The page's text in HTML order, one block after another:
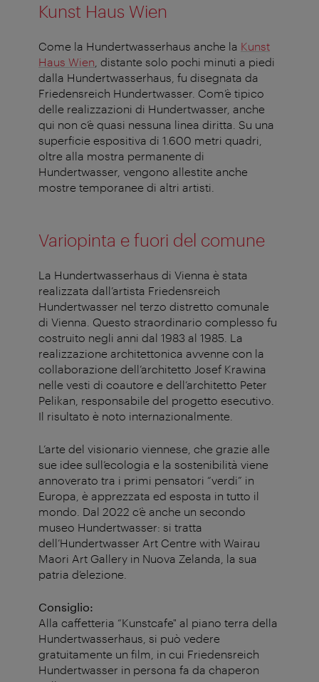
Kunst Haus Wien
Come la Hundertwasserhaus anche la Kunst
Haus Wien , distante solo pochi minuti a piedi
dalla Hundertwasserhaus, fu disegnata da
Friedensreich Hundertwasser. Com’è tipico
delle realizzazioni di Hundertwasser, anche
qui non c’è quasi nessuna linea diritta. Su una
superficie espositiva di 1.600 metri quadri,
oltre alla mostra permanente di
Hundertwasser, vengono allestite anche
mostre temporanee di altri artisti.
Variopinta e fuori del comune
La Hundertwasserhaus di Vienna è stata
realizzata dall’artista Friedensreich
Hundertwasser nel terzo distretto comunale
di Vienna. Questo straordinario complesso fu
costruito negli anni dal 1983 al 1985. La
realizzazione architettonica avvenne con la
collaborazione dell’architetto Josef Krawina
nelle vesti di coautore e dell’architetto Peter
Pelikan, responsabile del progetto esecutivo.
Il risultato è noto internazionalmente.
L’arte del visionario viennese, che grazie alle
sue idee sull’ecologia e la sostenibilità viene
annoverato tra i primi pensatori “verdi” in
Europa, è apprezzata ed esposta in tutto il
mondo. Dal 2022 c’è anche un secondo
museo Hundertwasser: si tratta
dell’Hundertwasser Art Centre with Wairau
Maori Art Gallery in Nuova Zelanda, la sua
patria d’elezione.
Consiglio:
Alla caffetteria “Kunstcafe" al piano terra della
Hundertwasserhaus, si può vedere
gratuitamente un film, in cui Friedensreich
Hundertwasser in persona fa da chaperon